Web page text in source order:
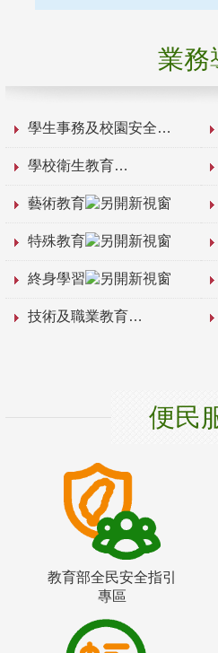
業務
學生事務及校園安全
學校衛生教育
藝術教育
特殊教育
終身學習
技術及職業教育
便民
教育部全民安全指引
專區